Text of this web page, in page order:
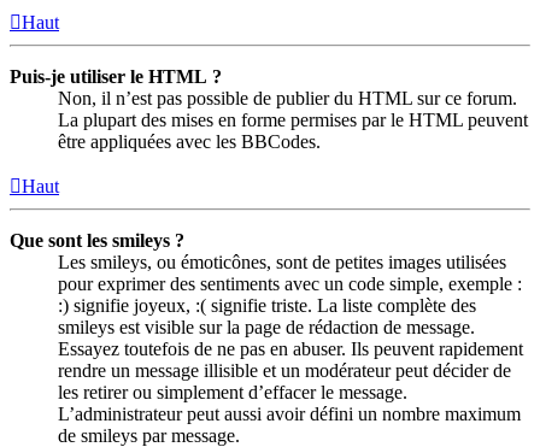
Haut
Puis-je utiliser le HTML ?
Non, il n’est pas possible de publier du HTML sur ce forum.
La plupart des mises en forme permises par le HTML peuvent
être appliquées avec les BBCodes.
Haut
Que sont les smileys ?
Les smileys, ou émoticônes, sont de petites images utilisées
pour exprimer des sentiments avec un code simple, exemple :
:) signifie joyeux, :( signifie triste. La liste complète des
smileys est visible sur la page de rédaction de message.
Essayez toutefois de ne pas en abuser. Ils peuvent rapidement
rendre un message illisible et un modérateur peut décider de
les retirer ou simplement d’effacer le message.
L’administrateur peut aussi avoir défini un nombre maximum
de smileys par message.